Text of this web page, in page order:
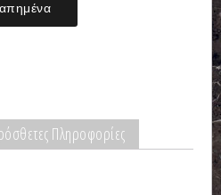
Πληροφορίες